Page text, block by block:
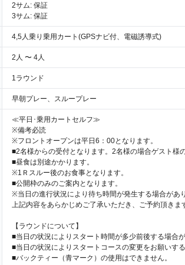
2サム: 保証
3サム: 保証
4,5人乗り乗用カート(GPSナビ付、電磁誘導式)
2人 〜 4人
1ラウンド
早朝プレー、スループレー
≪平日･乗用カートセルフ≫
※備考必読
※フロントオープンは平日6：00となります。
■2名様からの受付となります。2名様の場合ゲスト様
■昼食は別途かかります。
※1Ｒスルー後のお食事となります。
■公開枠のみのご案内となります。
※当日の進行状況により待ち時間が発生する場合があり
上記内容をあらかじめご了承いただき、ご予約頂きま
【ラウンドについて】
■当日の状況によりスタート時間が多少前後する場合が
■当日の状況によりスタートコースの変更をお願いする
■バックティー（青マーク）の使用はできません。